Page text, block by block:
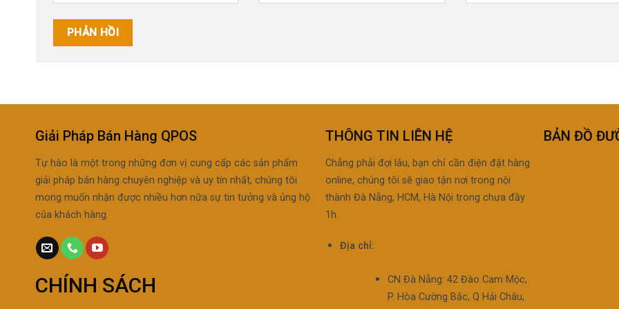
Giải Pháp Bán Hàng QPOS
Tự hào là một trong những đơn vị cung cấp các sản phẩm
giải pháp bán hàng chuyên nghiệp và uy tín nhất, chúng tôi
mong muốn nhận được nhiều hơn nữa sự tin tưởng và ủng hộ
của khách hàng.
CHÍNH SÁCH
THÔNG TIN LIÊN HỆ
Chẳng phải đợi lâu, bạn chỉ cần điện đặt hàng
online, chúng tôi sẽ giao tận nơi trong nội
thành Đà Nẵng, HCM, Hà Nội trong chưa đầy
1h.
Địa chỉ:
CN Đà Nẵng: 42 Đào Cam Mộc,
P. Hòa Cường Bắc, Q Hải Châu,
BẢN ĐỒ